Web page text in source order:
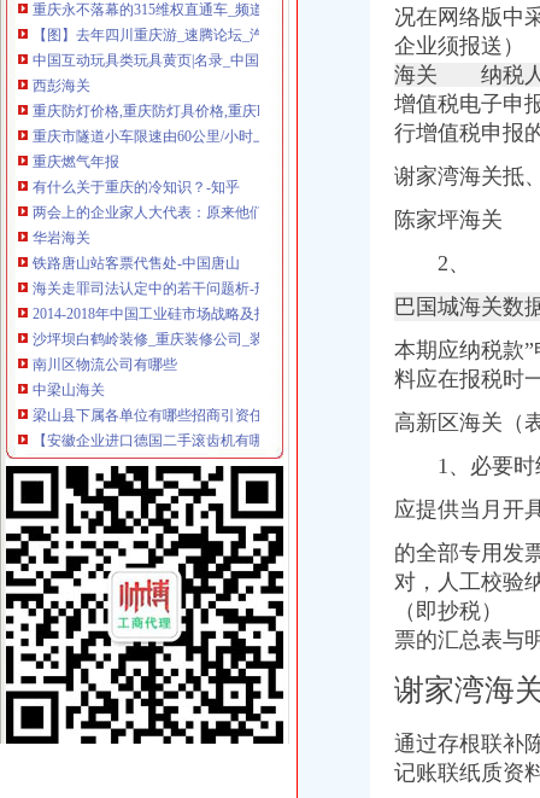
【图】去年四川重庆游_速腾论坛_汽车之家论坛
中国互动玩具类玩具黄页|名录_中国互动玩具类玩具公司|厂家-八方资
西彭海关
重庆防灯价格,重庆防灯具价格,重庆led防灯价格,重庆HBPC
重庆市隧道小车限速由60公里/小时上调为80公里-中新网
重庆燃气年报
有什么关于重庆的冷知识？-知乎
两会上的企业家人大代表：原来他们关心的是这些_中国奉节网
华岩海关
铁路唐山站客票代售处-中国唐山
海关走罪司法认定中的若干问题析-刑事论文
2014-2018年中国工业硅市场战略及投资分析报告_中商报网
沙坪坝白鹤岭装修_重庆装修公司_装修案例
南川区物流公司有哪些
中梁山海关
梁山县下属各单位有哪些招商引资任务-梁山县招商网-中国招商引资信
【安徽企业进口德国二手滚齿机有哪些监管条件海关如何审价】价格_
韩国密地堡向市民开放长埋40多年无任何记录_五河教育网
盾安九龙城二手房价格是多少？_复式问答-一起装修问答
三海关改良肉驴出售基地_山东养驴_100招商网
杨家坪海关
重庆海关>重庆海关
【销售代表（江北）招聘】可口可乐（重庆）饮料有限公司新招聘信
杨家坪娱乐城_官方网址！>>>杨家坪娱乐城_【官方娱乐平台】**》
万达广场铭邸商铺出售,杨家坪步行街,成熟商圈,大型商业体,轻轨
2015年国家公务员面试名单及公告：重庆海关_浙江中公教育
谢家湾海关
谢家湾立交改造完工70%预计10月正式投用-土地-重庆乐居网
谢家湾立交改造月底通车-房产新闻-重庆搜狐焦点网
谢家湾街道办事处搬迁公告_全搜九龙坡网
重庆谢家湾房产网,重庆谢家湾楼盘,2018年谢家湾新开楼盘信息,
况在网络版中
企业须报送）
海关 纳税人
增值税电子申
行增值税申报
谢家湾海关抵
陈家坪海关
2、
巴国城海关数
本期应纳税款
料应在报税时
高新区海关
1、必要时
应提供当月开
的全部专用发
对，人工校验
（即抄税）
票的汇总表与
谢家湾海
通过存根联补
记账联纸质资